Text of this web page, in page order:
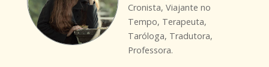
Cronista, Viajante no
Tempo, Terapeuta,
Taróloga, Tradutora,
Professora.